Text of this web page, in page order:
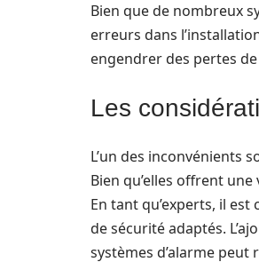
Bien que de nombreux
erreurs dans
engendrer des pertes
Les
L’un des inconvénients
Bien qu’elles offrent
En tant qu’experts, il
de sécurité adaptés.
systèmes d’alarme